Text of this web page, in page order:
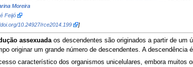
Moreira
Feijó
10.24927/rce2014.199 ]
assexuadaos descendentes são originados a partir de um
originar um grande número de descendentes. A descendência
característico dos organismos unicelulares, embora muitos